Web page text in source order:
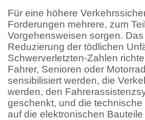
Für eine höhere
Forderungen mehrere, zum
Vorgehensweisen sorgen.
Reduzierung der tödlichen
Schwerverletzten-Zahlen
Fahrer, Senioren oder
sensibilisiert werden, die
werden, den
geschenkt, und die
auf die elektronischen